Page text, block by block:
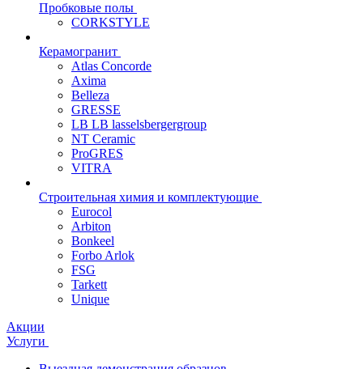
Пробковые полы
CORKSTYLE
Керамогранит
Atlas Concorde
Axima
Belleza
GRESSE
LB LB lasselsbergergroup
NT Ceramic
ProGRES
VITRA
Строительная химия и комплектующие
Eurocol
Arbiton
Bonkeel
Forbo Arlok
FSG
Tarkett
Unique
Акции
Услуги